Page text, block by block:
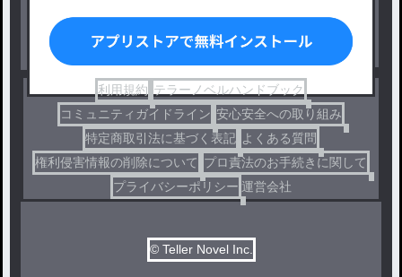
コメディ
利用規約 テラーノベルハンドブック
コミュニティガイドライン 安心安全への取り組み
特定商取引法に基づく表記 よくある質問
権利侵害情報の削除について プロ責法のお手続きに関して
プライバシーポリシー 運営会社
© Teller Novel Inc.